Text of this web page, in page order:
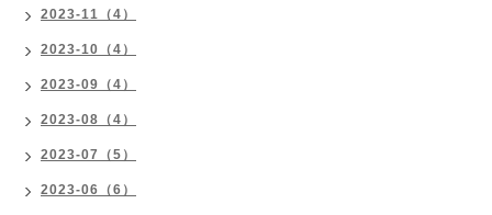
2023-11（4）
2023-10（4）
2023-09（4）
2023-08（4）
2023-07（5）
2023-06（6）